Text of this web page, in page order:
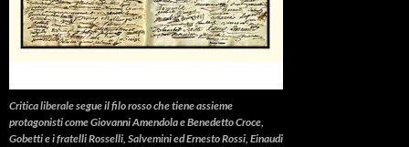
Critica liberalesegue il filo rosso che tiene assieme
protagonisti come Giovanni Amendola e Benedetto Croce,
Gobetti e i fratelli Rosselli, Salvemini ed Ernesto Rossi, Einaudi